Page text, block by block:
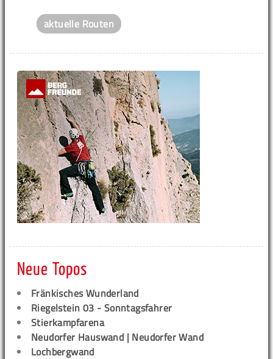
aktuelle Routen
Neue Topos
Fränkisches Wunderland
Riegelstein 03 - Sonntagsfahrer
Stierkampfarena
Neudorfer Hauswand | Neudorfer Wand
Lochbergwand